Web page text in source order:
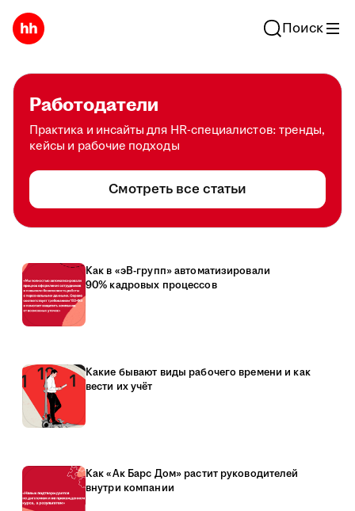
Поиск
Работодатели
Практика и инсайты для HR-специалистов: тренды,
кейсы и рабочие подходы
Смотреть все статьи
Как в «эВ-групп» автоматизировали
90% кадровых процессов
Какие бывают виды рабочего времени и как
вести их учёт
Как «Ак Барс Дом» растит руководителей
внутри компании